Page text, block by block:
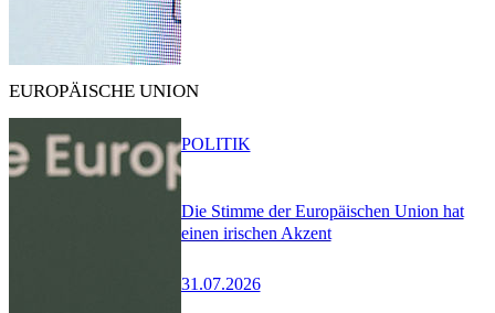
EUROPÄISCHE UNION
Die Stimme der Europäischen Union hat
einen irischen Akzent
31.07.2026
POLITIK